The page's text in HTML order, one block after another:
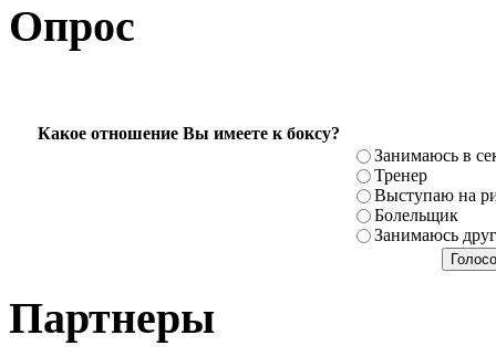
Опрос
Какое отношение Вы имеете к боксу?
Занимаюсь в
Тренер
Выступаю на
Болельщик
Занимаюсь
Партнеры